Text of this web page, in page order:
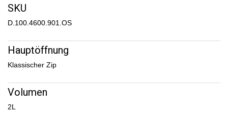
SKU
D.100.4600.901.OS
Hauptöffnung
Klassischer Zip
Volumen
2L